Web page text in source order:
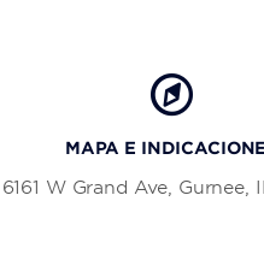
MAPA E
6161 W Grand Ave, Gurnee,